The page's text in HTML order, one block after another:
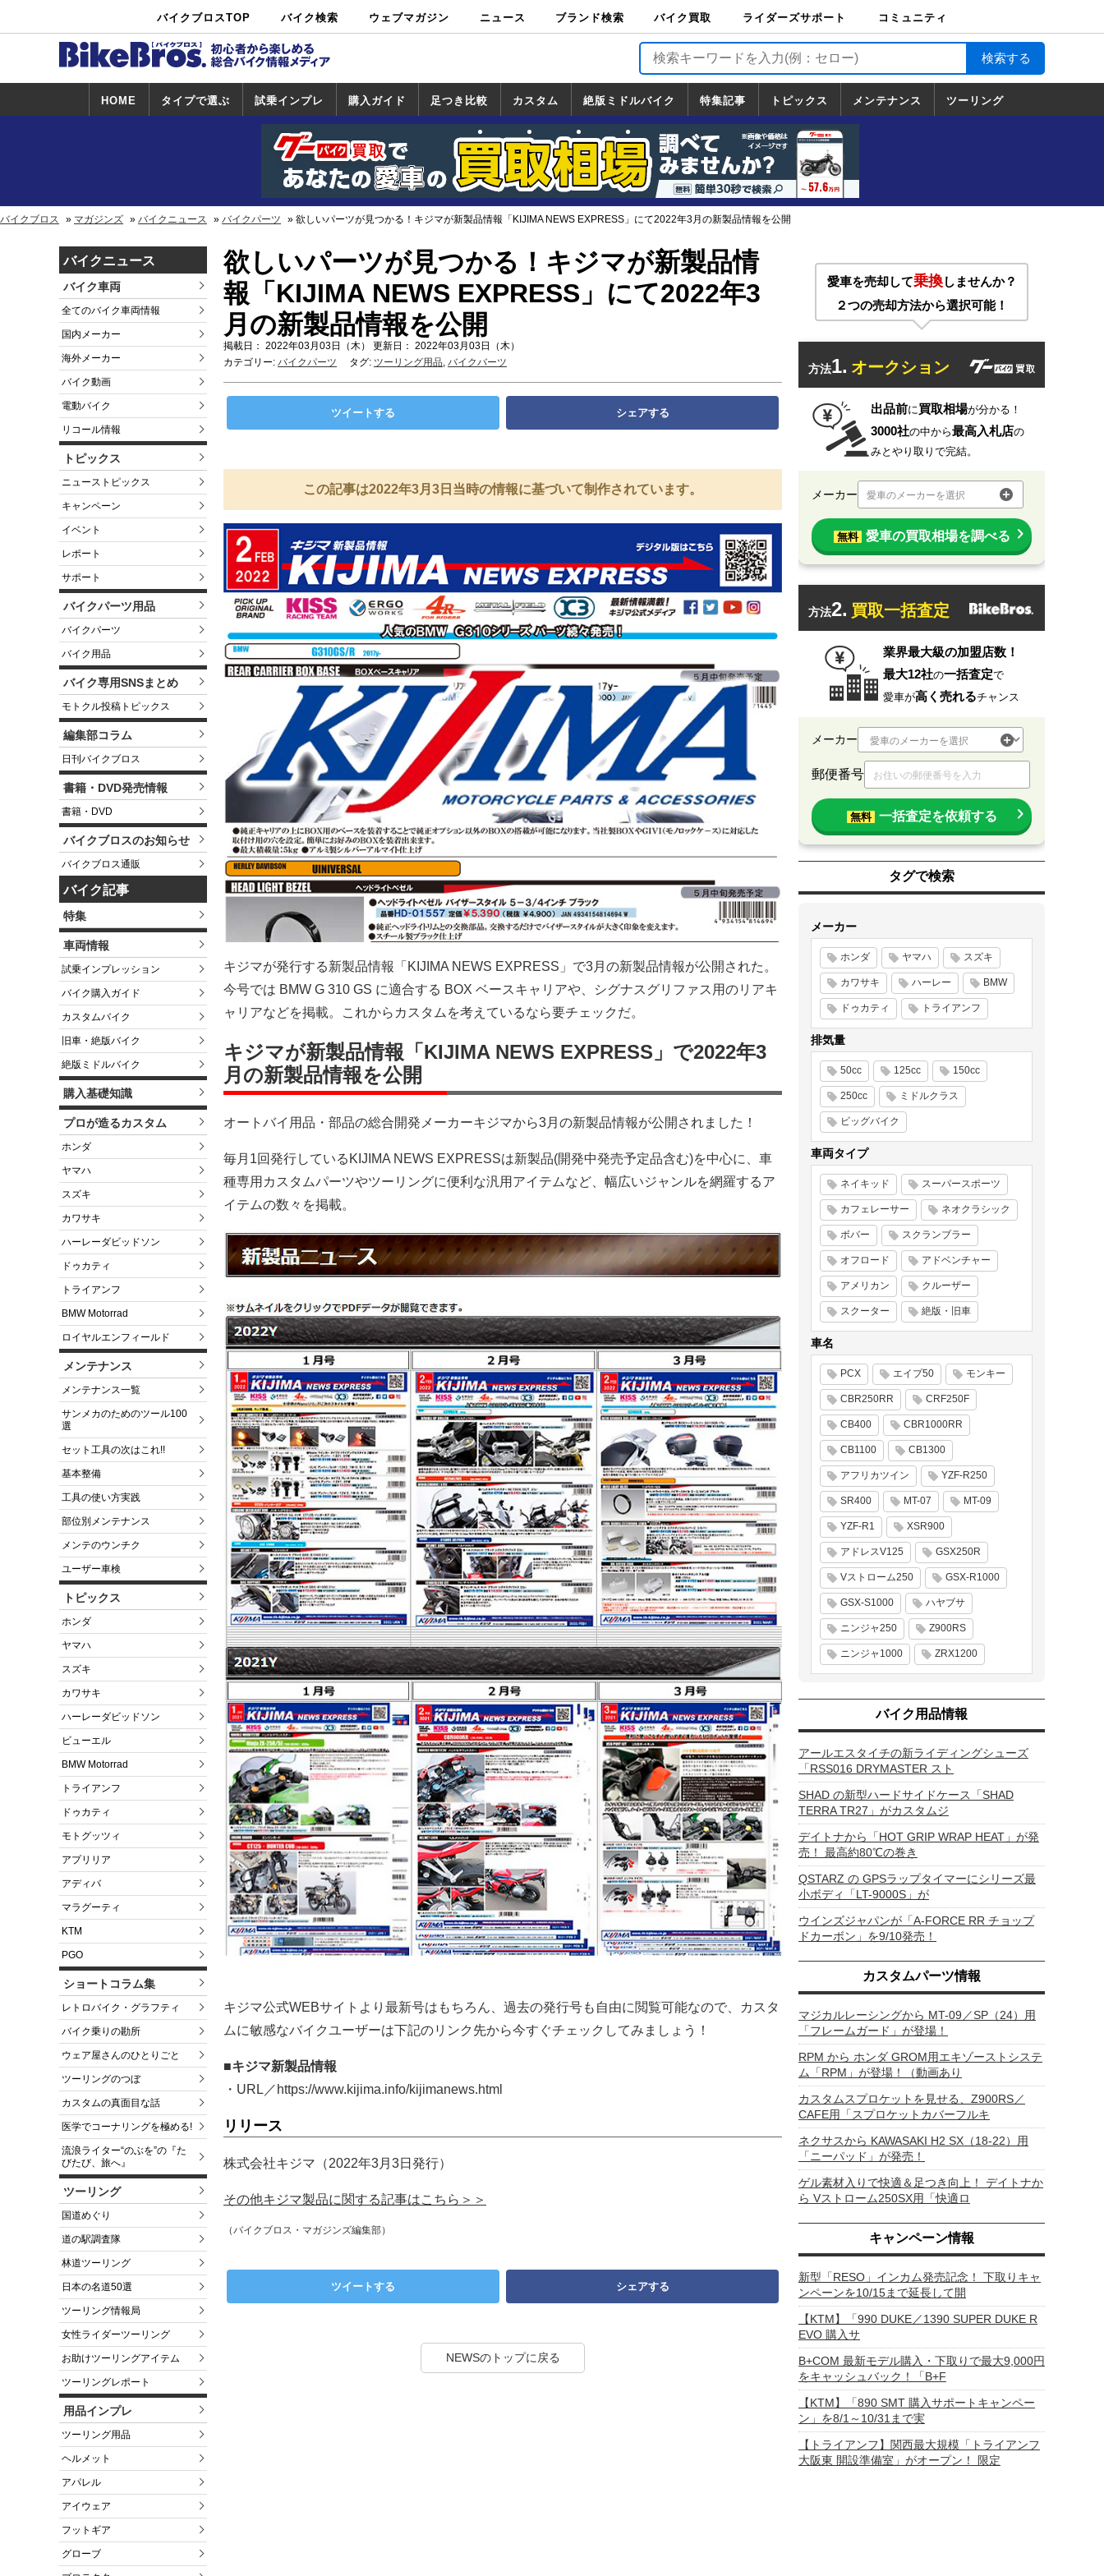
バイクブロスTOP バイク検索
中古バイ
ク・新車検
カタログ検
索
ショップ検
索
ウェブマガジン ニュース ブランド検索 バイク買取
バイク買取
ライダーズサポート
ライダーズサポート
TOP
バイク輸送
バイクガレージライ
フ
バイク車両保険
ロードサービス
バイク試乗
コミュニティ
HOME タイプで選ぶ 試乗インプレ
試乗インプレ
一覧
ホンダ
ヤマハ
スズキ
カワサキ
ハーレー
BMW
トライアンフ
ドゥカティ
購入ガイド
一覧
足つき比較 カスタム
カスタム
一覧
ホンダ
ヤマハ
スズキ
カワサキ
絶版ミドルバイク
絶版ミドルバイク
一覧
ホンダ
ヤマハ
スズキ
カワサキ
特集記事 トピックス
トピックス
一覧
ホンダ
ヤマハ
スズキ
カワサキ
ハーレーダ
ビッドソン
BMW
ドゥカティ
トライアン
フ
メンテナンス ツーリング
道の駅調査隊
ツーリング情報局
日本の道50選
国道めぐり
林道ツーリング
バイクブロス マガジンズ バイクニュース バイクパーツ 欲しいパーツが見つかる！キジマが新製品情報「KIJIMA NEWS EXPRESS」にて2022年3月の新製品情報を公開
バイクニュース
バイク車両
全てのバイク車両情報
国内メーカー
海外メーカー
バイク動画
電動バイク
リコール情報
トピックス
ニューストピックス
キャンペーン
イベント
レポート
サポート
バイクパーツ用品
バイクパーツ
バイク用品
バイク専用SNSまとめ
モトクル投稿トピックス
編集部コラム
日刊バイクブロス
書籍・DVD発売情報
書籍・DVD
バイクブロスのお知らせ
バイクブロス通販
バイク記事
特集
車両情報
試乗インプレッション
バイク購入ガイド
カスタムバイク
旧車・絶版バイク
絶版ミドルバイク
購入基礎知識
プロが造るカスタム
ホンダ
ヤマハ
スズキ
カワサキ
ハーレーダビッドソン
ドゥカティ
トライアンフ
BMW Motorrad
ロイヤルエンフィールド
メンテナンス
メンテナンス一覧
サンメカのためのツール100
選
セット工具の次はこれ!!
基本整備
工具の使い方実践
部位別メンテナンス
メンテのウンチク
ユーザー車検
トピックス
ホンダ
ヤマハ
スズキ
カワサキ
ハーレーダビッドソン
ビューエル
BMW Motorrad
トライアンフ
ドゥカティ
モトグッツィ
アプリリア
アディバ
マラグーティ
KTM
PGO
ショートコラム集
レトロバイク・グラフティ
バイク乗りの勘所
ウェア屋さんのひとりごと
ツーリングのつぼ
カスタムの真面目な話
医学でコーナリングを極める!
流浪ライター“のぶを”の『た
びたび、旅へ』
ツーリング
国道めぐり
道の駅調査隊
林道ツーリング
日本の名道50選
ツーリング情報局
女性ライダーツーリング
お助けツーリングアイテム
ツーリングレポート
用品インプレ
ツーリング用品
ヘルメット
アパレル
アイウェア
フットギア
グローブ
欲しいパーツが見つかる！キジマが新製品情
報「KIJIMA NEWS EXPRESS」にて2022年3
月の新製品情報を公開
掲載日： 2022年03月03日（木） 更新日： 2022年03月03日（木）
カテゴリー: バイクパーツ タグ: ツーリング用品, バイクバーツ
ツイートする シェアする
この記事は2022年3月3日当時の情報に基づいて制作されています。
キジマが発行する新製品情報「KIJIMA NEWS EXPRESS」で3月の新製品情報が公開された。
今号では BMW G 310 GS に適合する BOX ベースキャリアや、シグナスグリファス用のリアキ
ャリアなどを掲載。これからカスタムを考えているなら要チェックだ。
キジマが新製品情報「KIJIMA NEWS EXPRESS」で2022年3
月の新製品情報を公開
オートバイ用品・部品の総合開発メーカーキジマから3月の新製品情報が公開されました！
毎月1回発行しているKIJIMA NEWS EXPRESSは新製品(開発中発売予定品含む)を中心に、車
種専用カスタムパーツやツーリングに便利な汎用アイテムなど、幅広いジャンルを網羅するア
イテムの数々を掲載。
キジマ公式WEBサイトより最新号はもちろん、過去の発行号も自由に閲覧可能なので、カスタ
ムに敏感なバイクユーザーは下記のリンク先から今すぐチェックしてみましょう！
■キジマ新製品情報
・URL／https://www.kijima.info/kijimanews.html
リリース
株式会社キジマ（2022年3月3日発行）
その他キジマ製品に関する記事はこちら＞＞
（バイクブロス・マガジンズ編集部）
ツイートする シェアする
NEWSのトップに戻る
愛車を売却して乗換しませんか？
２つの売却方法から選択可能！
方法1. オークション
出品前に買取相場が分かる！
3000社の中から最高入札店の
みとやり取りで完結。
メーカー 愛車のメーカーを選択
無料 愛車の買取相場を調べる
方法2. 買取一括査定
業界最大級の加盟店数！
最大12社の一括査定で
愛車が高く売れるチャンス
メーカー
郵便番号
無料 一括査定を依頼する
タグで検索
メーカー
ホンダ ヤマハ スズキ
カワサキ ハーレー BMW
ドゥカティ トライアンフ
排気量
50cc 125cc 150cc
250cc ミドルクラス
ビッグバイク
車両タイプ
ネイキッド スーパースポーツ
カフェレーサー ネオクラシック
ボバー スクランブラー
オフロード アドベンチャー
アメリカン クルーザー
スクーター 絶版・旧車
車名
PCX エイプ50 モンキー
CBR250RR CRF250F
CB400 CBR1000RR
CB1100 CB1300
アフリカツイン YZF-R250
SR400 MT-07 MT-09
YZF-R1 XSR900
アドレスV125 GSX250R
Vストローム250 GSX-R1000
GSX-S1000 ハヤブサ
ニンジャ250 Z900RS
ニンジャ1000 ZRX1200
バイク用品情報
アールエスタイチの新ライディングシューズ
「RSS016 DRYMASTER スト
SHAD の新型ハードサイドケース「SHAD
TERRA TR27」がカスタムジ
デイトナから「HOT GRIP WRAP HEAT」が発
売！ 最高約80℃の巻き
QSTARZ の GPSラップタイマーにシリーズ最
小ボディ「LT-9000S」が
ウインズジャパンが「A-FORCE RR チョップ
ドカーボン」を9/10発売！
カスタムパーツ情報
マジカルレーシングから MT-09／SP（24）用
「フレームガード」が登場！
RPM から ホンダ GROM用エキゾーストシステ
ム「RPM」が登場！（動画あり
カスタムスプロケットを見せる、Z900RS／
CAFE用「スプロケットカバーフルキ
ネクサスから KAWASAKI H2 SX（18-22）用
「ニーパッド」が発売！
ゲル素材入りで快適＆足つき向上！ デイトナか
ら Vストローム250SX用「快適ロ
キャンペーン情報
新型「RESO」インカム発売記念！ 下取りキャ
ンペーンを10/15まで延長して開
【KTM】「990 DUKE／1390 SUPER DUKE R
EVO 購入サ
B+COM 最新モデル購入・下取りで最大9,000円
をキャッシュバック！「B+F
【KTM】「890 SMT 購入サポートキャンペー
ン」を8/1～10/31まで実
【トライアンフ】関西最大規模「トライアンフ
大阪東 開設準備室」がオープン！ 限定